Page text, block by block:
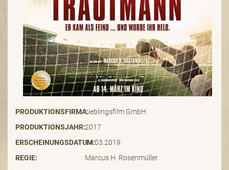
PRODUKTIONSFIRMA:Lieblingsfilm GmbH
PRODUKTIONSJAHR:2017
ERSCHEINUNGSDATUM:14.03.2019
REGIE:
Marcus H. Rosenmüller